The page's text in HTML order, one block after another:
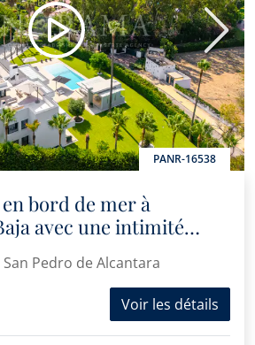
PANR-16538
bord de mer à
avec une intimité
et un design
Pedro de Alcantara
Voir les détails